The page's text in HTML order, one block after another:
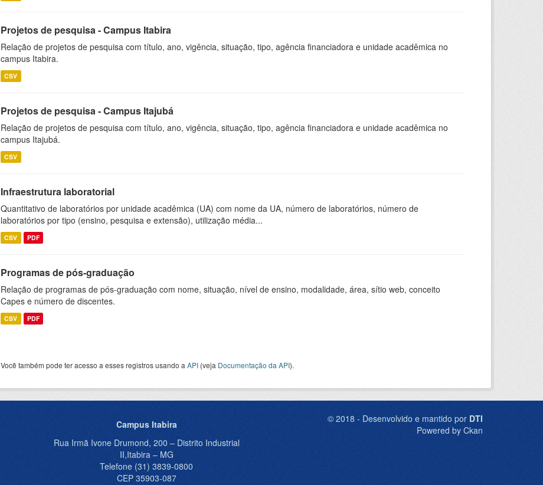
Projetos de pesquisa - Campus Itabira
Relação de projetos de pesquisa com título, ano, vigência, situação, tipo, agência financiadora e unidade acadêmica no
campus Itabira.
CSV
Projetos de pesquisa - Campus Itajubá
Relação de projetos de pesquisa com título, ano, vigência, situação, tipo, agência financiadora e unidade acadêmica no
campus Itajubá.
CSV
Infraestrutura laboratorial
Quantitativo de laboratórios por unidade acadêmica (UA) com nome da UA, número de laboratórios, número de
laboratórios por tipo (ensino, pesquisa e extensão), utilização média...
CSV PDF
Programas de pós-graduação
Relação de programas de pós-graduação com nome, situação, nível de ensino, modalidade, área, sítio web, conceito
Capes e número de discentes.
CSV PDF
Você também pode ter acesso a esses registros usando a API (veja Documentação da API).
Campus Itabira
Rua Irmã Ivone Drumond, 200 – Distrito Industrial
II,Itabira – MG
Telefone (31) 3839-0800
CEP 35903-087
© 2018 - Desenvolvido e mantido por DTI
Powered by Ckan